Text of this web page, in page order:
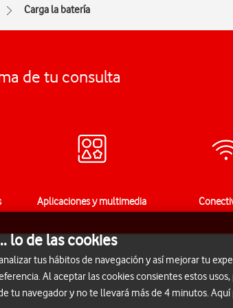
Carga la batería
de tu consulta
Aplicaciones y multimedia
lo de las cookies
tus hábitos de navegación y así mejorar tu
Al aceptar las cookies consientes estos
tu navegador y no te llevará más de 4 minutos. Aquí